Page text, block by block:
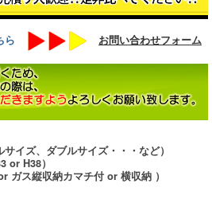
ら お問い合わせフォーム
イズ、ダブルサイズ・・・など）
or H38）
ガス縦収納カマチ付 or 横収納 ）